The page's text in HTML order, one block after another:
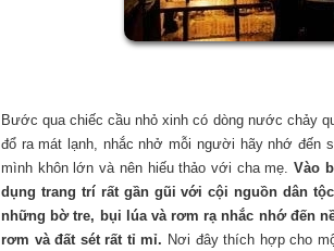
Bước qua chiếc cầu nhỏ xinh có dòng nước chảy
đổ ra mát lạnh, nhắc nhở mỗi người hãy nhớ đến
mình khôn lớn và nên hiếu thảo với cha mẹ.Vào
dụng trang trí rất gần gũi với cội nguồn dân
những bờ tre, bụi lúa và rơm rạ nhắc nhớ đến
rơm và đất sét rất tỉ mỉ. Nơi đây thích hợp cho